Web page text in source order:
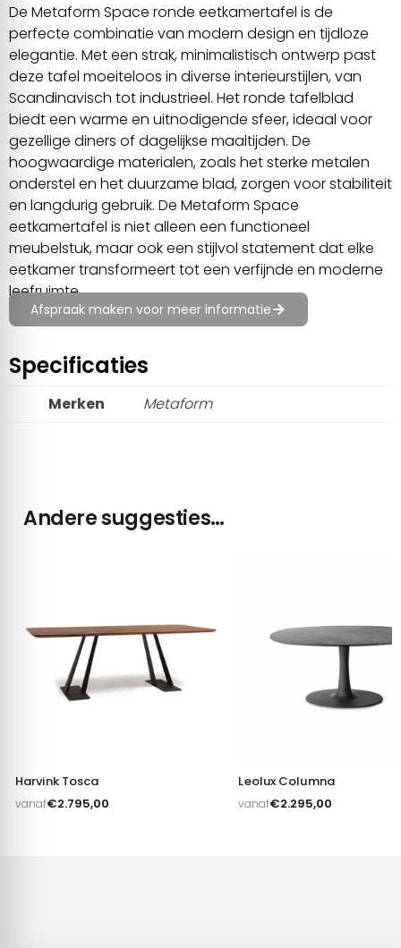
De Metaform Space ronde eetkamertafel is de
perfecte combinatie van modern design en tijdloze
elegantie. Met een strak, minimalistisch ontwerp past
deze tafel moeiteloos in diverse interieurstijlen, van
Scandinavisch tot industrieel. Het ronde tafelblad
biedt een warme en uitnodigende sfeer, ideaal voor
gezellige diners of dagelijkse maaltijden. De
hoogwaardige materialen, zoals het sterke metalen
onderstel en het duurzame blad, zorgen voor stabiliteit
en langdurig gebruik. De Metaform Space
eetkamertafel is niet alleen een functioneel
meubelstuk, maar ook een stijlvol statement dat elke
eetkamer transformeert tot een verfijnde en moderne
leefruimte.
Afspraak maken voor meer informatie
Specificaties
Merken Metaform
Andere suggesties…
Harvink Tosca
vanaf€2.795,00
Leolux Columna
vanaf€2.295,00